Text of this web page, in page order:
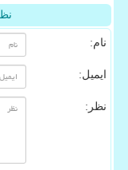
نام:
ایمیل:
نظر: